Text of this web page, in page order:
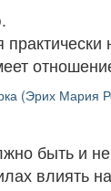
(Эрих Мария
быть и
влиять